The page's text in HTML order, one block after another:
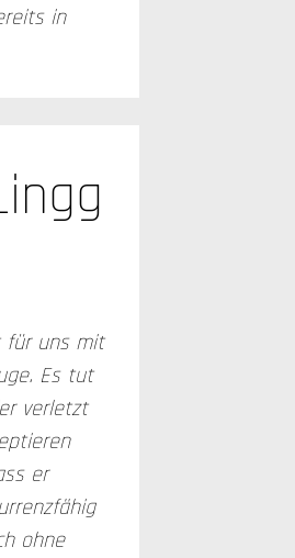
in
für uns mit
Es tut
verletzt
er
ohne